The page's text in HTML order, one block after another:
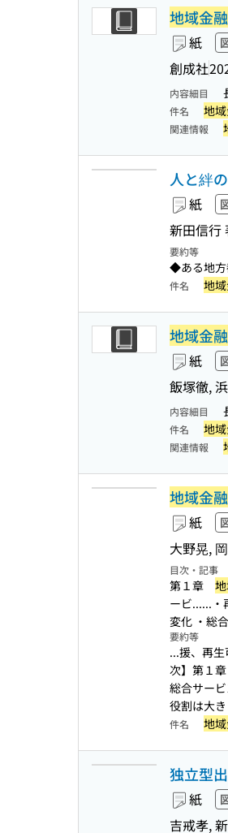
地域金
紙
創成社
内容細目
件名 地
関連情報
人と絆
紙
新田信行
要約等
◆ある地方
件名 地
地域金
紙
飯塚徹,
内容細目
件名 地
関連情報
地域金
紙
大野晃,
目次・記事
第１章
ービ......・
変化 ・総
要約等
...援、再生
次】第１
総合サー
役割は大
件名 地
独立型
紙
吉戒孝,